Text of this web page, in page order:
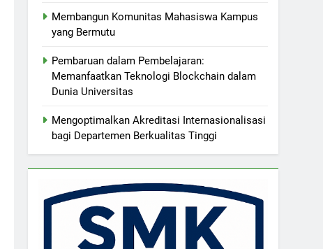
Membangun Komunitas Mahasiswa Kampus
yang Bermutu
Pembaruan dalam Pembelajaran:
Memanfaatkan Teknologi Blockchain dalam
Dunia Universitas
Mengoptimalkan Akreditasi Internasionalisasi
bagi Departemen Berkualitas Tinggi